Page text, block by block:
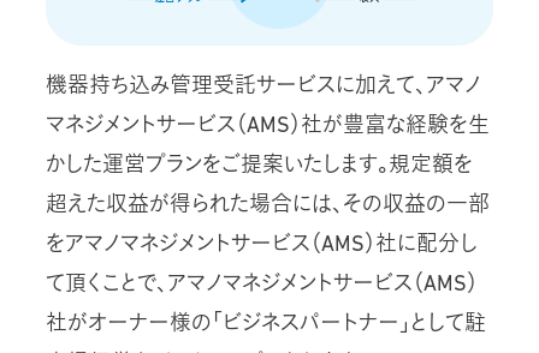
機器持ち込み管理受託サービスに加えて、アマノ
マネジメントサービス（AMS）社が豊富な経験を生
かした運営プランをご提案いたします。規定額を
超えた収益が得られた場合には、その収益の一部
をアマノマネジメントサービス（AMS）社に配分し
て頂くことで、アマノマネジメントサービス（AMS）
社がオーナー様の「ビジネスパートナー」として駐